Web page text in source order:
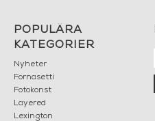
POPULÄRA
KATEGORIER
Nyheter
Fornasetti
Fotokonst
Layered
Lexington